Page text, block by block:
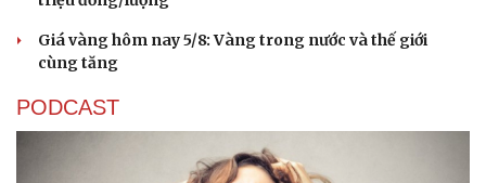
Giá vàng hôm nay 5/8: Vàng trong nước và thế giới
cùng tăng
PODCAST